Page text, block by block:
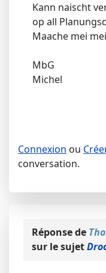
Kann naischt
op all
Maache mei
MbG
Michel
Connexion ou
conversation.
Réponse de
sur le sujet